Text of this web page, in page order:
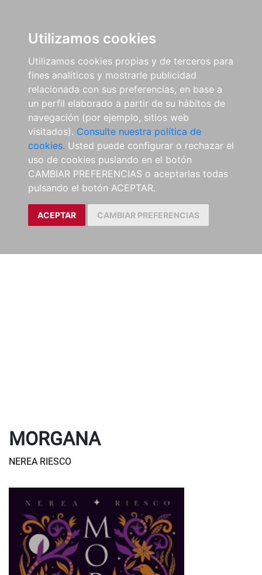
Utilizamos cookies
Utilizamos cookies propias y de terceros para
fines analíticos y mostrarle publicidad
relacionada con sus preferencias, en base a
un perfil elaborado a partir de su hábitos de
navegación (por ejemplo, sitios web
visitados). Consulte nuestra política de
cookies. Usted puede configurar o rechazar el
uso de cookies puslando en el botón
CAMBIAR PREFERENCIAS o aceptarlas todas
pulsando el botón ACEPTAR.
ACEPTAR CAMBIAR PREFERENCIAS
MORGANA
NEREA RIESCO